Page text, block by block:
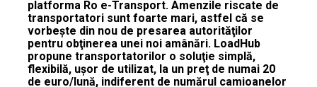
platforma Ro e-Transport. Amenzile riscate de
transportatori sunt foarte mari, astfel că se
vorbeşte din nou de presarea autorităţilor
pentru obţinerea unei noi amânări. LoadHub
propune transportatorilor o soluţie simplă,
flexibilă, uşor de utilizat, la un preţ de numai 20
de euro/lună, indiferent de numărul camioanelor